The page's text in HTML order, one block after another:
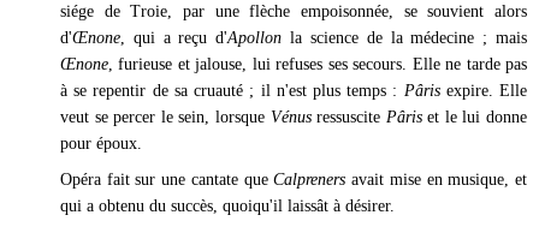
siége de Troie, par une flèche empoisonnée, se souvient alors
d'Œnone , qui a reçu d'Apollon la science de la médecine ; mais
Œnone , furieuse et jalouse, lui refuses ses secours. Elle ne tarde pas
à se repentir de sa cruauté ; il n'est plus temps : Pârisexpire. Elle
veut se percer le sein, lorsque Vénusressuscite Pâriset le lui donne
pour époux.
Opéra fait sur une cantate queCalpreners avait mise en musique, et
qui a obtenu du succès, quoiqu'il laissât à désirer.